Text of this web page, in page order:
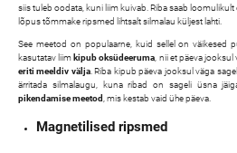
siis tuleb oodata, kuni liim kuivab. Riba saab
lõpus tõmmake ripsmed lihtsalt silmalau küljest lahti.
See meetod on populaarne, kuid sellel on väikesed
kasutatav liim kipub oksüdeeruma , nii et päeva jooksul
eriti meeldiv välja. Riba kipub päeva jooksul väga
ärritada silmalaugu, kuna ribad on sageli üsna
pikendamise meetod , mis kestab vaid ühe päeva.
Magnetilised ripsmed